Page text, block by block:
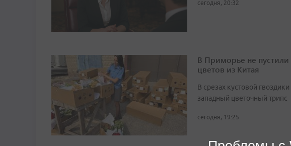
сегодня, 20:32
В Приморье не
цветов из Китая
В срезах кустовой
западный цветочный трипс
сегодня, 19:25